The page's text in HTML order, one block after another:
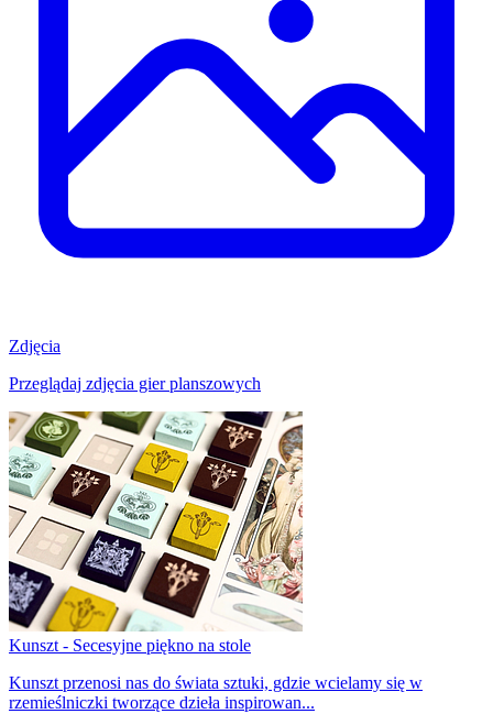
Zdjęcia
Przeglądaj zdjęcia gier planszowych
Kunszt - Secesyjne piękno na stole
Kunszt przenosi nas do świata sztuki, gdzie wcielamy się w
rzemieślniczki tworzące dzieła inspirowan...